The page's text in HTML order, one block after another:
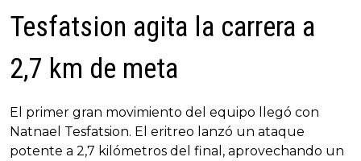
Tesfatsion agita la carrera a
2,7 km de meta
El primer gran movimiento del equipo llegó con
Natnael Tesfatsion. El eritreo lanzó un ataque
potente a 2,7 kilómetros del final, aprovechando un